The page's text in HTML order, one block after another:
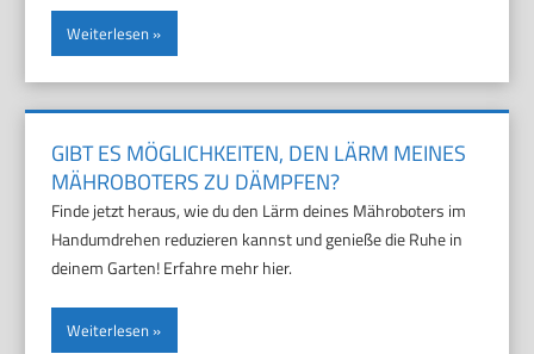
Weiterlesen
GIBT ES MÖGLICHKEITEN, DEN LÄRM MEINES
MÄHROBOTERS ZU DÄMPFEN?
Finde jetzt heraus, wie du den Lärm deines Mähroboters im
Handumdrehen reduzieren kannst und genieße die Ruhe in
deinem Garten! Erfahre mehr hier.
Weiterlesen